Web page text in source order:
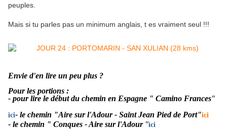
peuples.
Mais si tu parles pas un minimum anglais, t es vraiment seul !!!
Envie d'en lire un peu plus ?
Pour les portions :
- pour lire le début du chemin en Espagne " Camino Frances"
ici- le chemin "Aire sur l'Adour - Saint Jean Pied de Port"ici
- le chemin " Conques - Aire sur l'Adour "ici